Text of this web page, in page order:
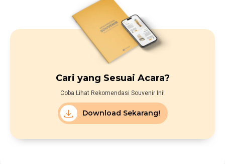
Cari yang Sesuai Acara?
Coba Lihat Rekomendasi Souvenir Ini!
Download Sekarang!